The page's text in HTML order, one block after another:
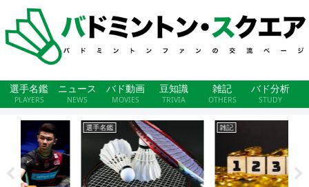
選手名鑑
PLAYERS
ニュース
NEWS
バド動画
MOVIES
豆知識
TRIVIA
雑記
OTHERS
バド分析
STUDY
雑記